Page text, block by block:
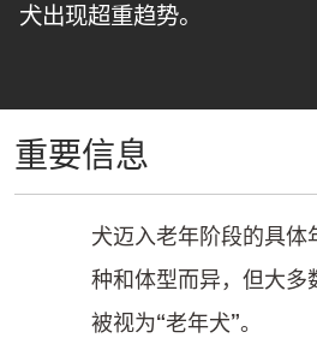
犬出现超重趋势。
重要信息
犬迈入老年阶段的具体
种和体型而异，但大多
被视为“老年犬”。